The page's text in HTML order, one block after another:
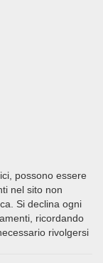
possono essere
nel sito non
Si declina ogni
ricordando
rivolgersi